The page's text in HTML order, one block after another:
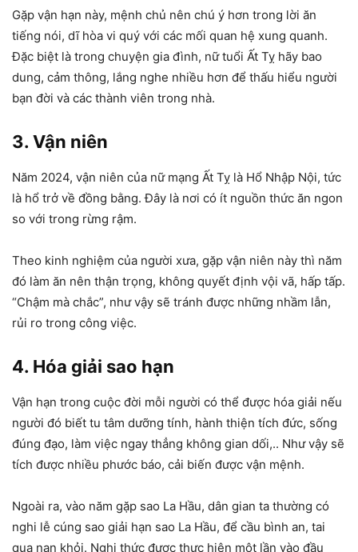
Gặp vận hạn này, mệnh chủ nên chú ý hơn trong lời ăn
tiếng nói, dĩ hòa vi quý với các mối quan hệ xung quanh.
Đặc biệt là trong chuyện gia đình, nữ tuổi Ất Tỵ hãy bao
dung, cảm thông, lắng nghe nhiều hơn để thấu hiểu người
bạn đời và các thành viên trong nhà.
3. Vận niên
Năm 2024, vận niên của nữ mạng Ất Tỵ là Hổ Nhập Nội, tức
là hổ trở về đồng bằng. Đây là nơi có ít nguồn thức ăn ngon
so với trong rừng rậm.
Theo kinh nghiệm của người xưa, gặp vận niên này thì năm
đó làm ăn nên thận trọng, không quyết định vội vã, hấp tấp.
“Chậm mà chắc”, như vậy sẽ tránh được những nhầm lẫn,
rủi ro trong công việc.
4. Hóa giải sao hạn
Vận hạn trong cuộc đời mỗi người có thể được hóa giải nếu
người đó biết tu tâm dưỡng tính, hành thiện tích đức, sống
đúng đạo, làm việc ngay thẳng không gian dối,.. Như vậy sẽ
tích được nhiều phước báo, cải biến được vận mệnh.
Ngoài ra, vào năm gặp sao La Hầu, dân gian ta thường có
nghi lễ cúng sao giải hạn sao La Hầu, để cầu bình an, tai
qua nạn khỏi. Nghi thức được thực hiện một lần vào đầu